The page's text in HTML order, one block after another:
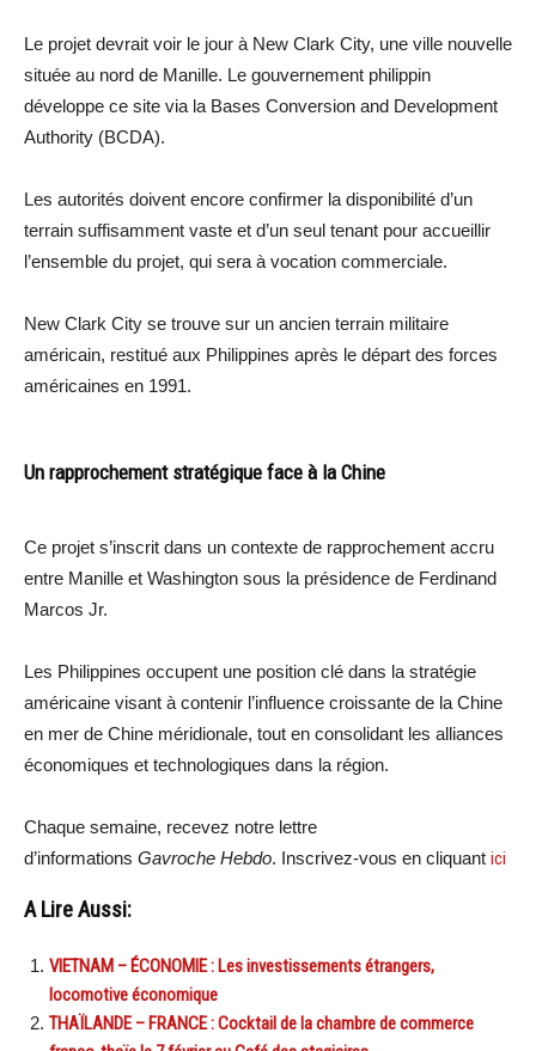
Le projet devrait voir le jour à New Clark City, une ville nouvelle
située au nord de Manille. Le gouvernement philippin
développe ce site via la Bases Conversion and Development
Authority (BCDA).
Les autorités doivent encore confirmer la disponibilité d’un
terrain suffisamment vaste et d’un seul tenant pour accueillir
l’ensemble du projet, qui sera à vocation commerciale.
New Clark City se trouve sur un ancien terrain militaire
américain, restitué aux Philippines après le départ des forces
américaines en 1991.
Un rapprochement stratégique face à la Chine
Ce projet s’inscrit dans un contexte de rapprochement accru
entre Manille et Washington sous la présidence de Ferdinand
Marcos Jr.
Les Philippines occupent une position clé dans la stratégie
américaine visant à contenir l’influence croissante de la Chine
en mer de Chine méridionale, tout en consolidant les alliances
économiques et technologiques dans la région.
Chaque semaine, recevez notre lettre
d’informations Gavroche Hebdo. Inscrivez-vous en cliquant ici
A Lire Aussi:
VIETNAM – ÉCONOMIE : Les investissements étrangers,
locomotive économique
THAÏLANDE – FRANCE : Cocktail de la chambre de commerce